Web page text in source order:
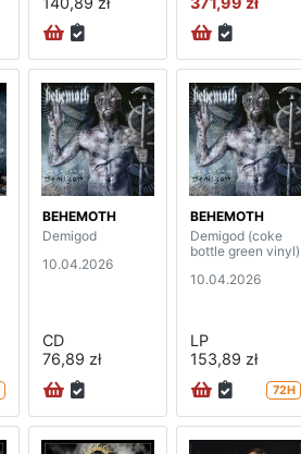
BEHEMOTH
Demigod
10.04.2026
CD
76,89 zł
BEHEMOTH
Demigod (coke
bottle green vinyl)
10.04.2026
LP
153,89 zł
72H